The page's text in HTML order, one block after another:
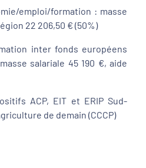
emploi/formation : masse
22 206,50 € (50%)
inter fonds européens
salariale 45 190 €, aide
ACP, EIT et ERIP Sud-
de demain (CCCP)